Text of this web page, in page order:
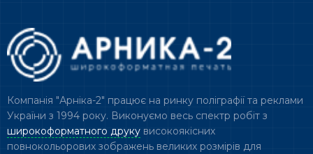
Компанія "Арніка-2" працює на ринку поліграфії та реклами
України з 1994 року. Виконуємо весь спектр робіт з
широкоформатного друкувисокоякісних
повнокольорових зображень великих розмірів для